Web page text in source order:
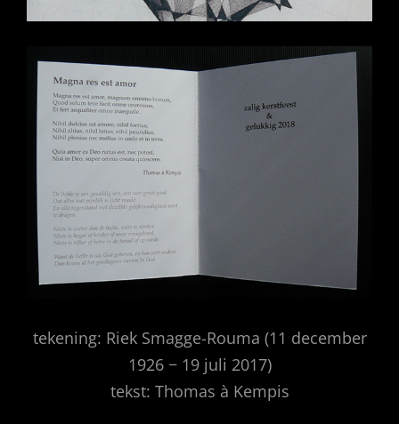
tekening: Riek Smagge-Rouma (11 december
1926 − 19 juli 2017)
tekst: Thomas à Kempis